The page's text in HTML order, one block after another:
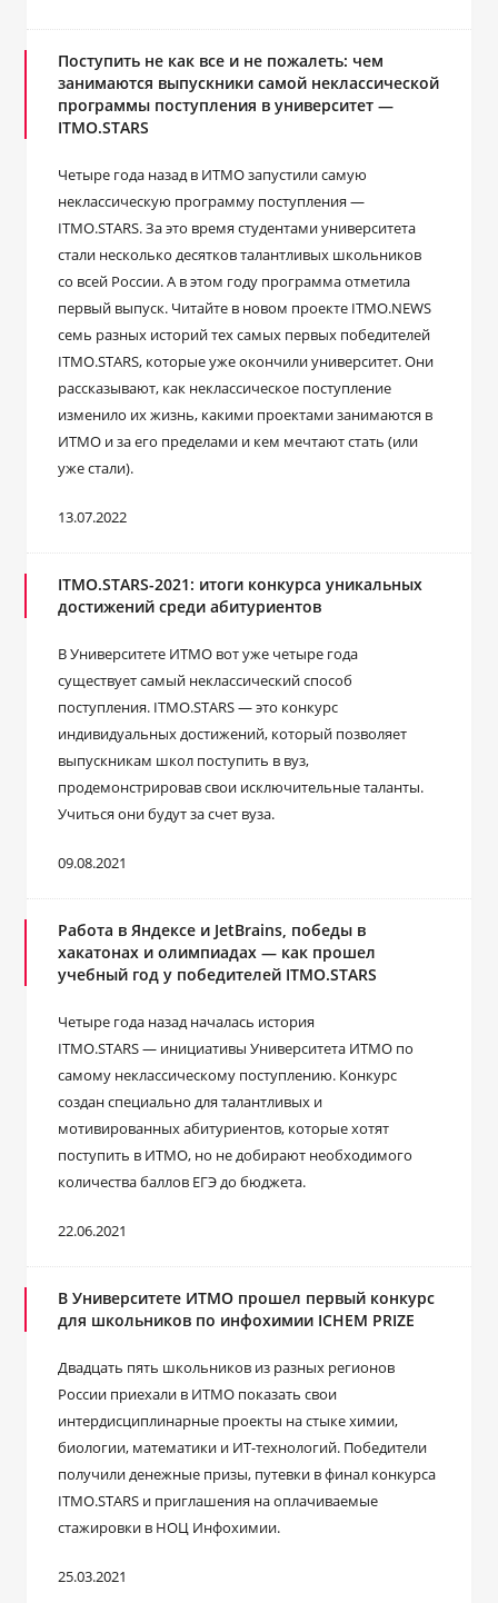
Поступить не как все и не пожалеть: чем
занимаются выпускники самой неклассической
программы поступления в университет —
ITMO.STARS
Четыре года назад в ИТМО запустили самую
неклассическую программу поступления ―
ITMO.STARS. За это время студентами университета
стали несколько десятков талантливых школьников
со всей России. А в этом году программа отметила
первый выпуск. Читайте в новом проекте ITMO.NEWS
семь разных историй тех самых первых победителей
ITMO.STARS, которые уже окончили университет. Они
рассказывают, как неклассическое поступление
изменило их жизнь, какими проектами занимаются в
ИТМО и за его пределами и кем мечтают стать (или
уже стали).
13.07.2022
ITMO.STARS-2021: итоги конкурса уникальных
достижений среди абитуриентов
В Университете ИТМО вот уже четыре года
существует самый неклассический способ
поступления. ITMO.STARS — это конкурс
индивидуальных достижений, который позволяет
выпускникам школ поступить в вуз,
продемонстрировав свои исключительные таланты.
Учиться они будут за счет вуза.
09.08.2021
Работа в Яндексе и JetBrains, победы в
хакатонах и олимпиадах — как прошел
учебный год у победителей ITMO.STARS
Четыре года назад началась история
ITMO.STARS — инициативы Университета ИТМО по
самому неклассическому поступлению. Конкурс
создан специально для талантливых и
мотивированных абитуриентов, которые хотят
поступить в ИТМО, но не добирают необходимого
количества баллов ЕГЭ до бюджета.
22.06.2021
В Университете ИТМО прошел первый конкурс
для школьников по инфохимии ICHEM PRIZE
Двадцать пять школьников из разных регионов
России приехали в ИТМО показать свои
интердисциплинарные проекты на стыке химии,
биологии, математики и ИТ-технологий. Победители
получили денежные призы, путевки в финал конкурса
ITMO.STARS и приглашения на оплачиваемые
стажировки в НОЦ Инфохимии.
25.03.2021